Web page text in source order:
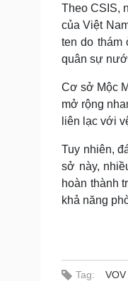
Theo CSIS,
của Việt
ten do thám
quân sự
Cơ sở Mộc
mở rộng
liên lạc với
Tuy nhiên,
sở này,
hoàn thành
khả năng
Tag: VOV